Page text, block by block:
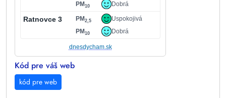
PM10 Dobrá
Ratnovce 3 PM2,5
Uspokojivá
PM10 Dobrá
dnesdycham.sk
Kód pre váš web
kód pre web